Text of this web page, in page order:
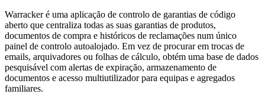
Warracker é uma aplicação de controlo de garantias de código
aberto que centraliza todas as suas garantias de produtos,
documentos de compra e históricos de reclamações num único
painel de controlo autoalojado. Em vez de procurar em trocas de
emails, arquivadores ou folhas de cálculo, obtém uma base de dados
pesquisável com alertas de expiração, armazenamento de
documentos e acesso multiutilizador para equipas e agregados
familiares.